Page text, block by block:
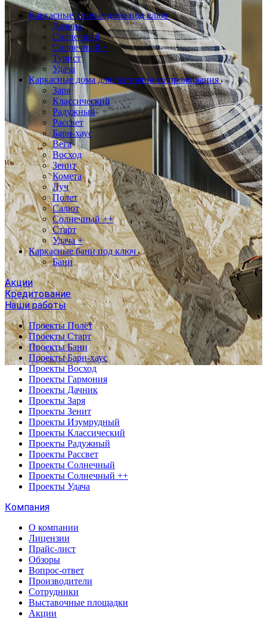
Каркасные дачные дома под ключ
Дачник
Солнечный
Солнечный +
Турист
Удача
Каркасные дома для постоянного проживания
Заря
Классический
Радужный
Рассвет
Барн-хаус
Вега
Восход
Зенит
Комета
Луч
Полет
Салют
Солнечный ++
Старт
Удача +
Каркасные бани под ключ
Бани
Акции
Кредитование
Наши работы
Проекты Полёт
Проекты Старт
Проекты Бани
Проекты Барн-хаус
Проекты Восход
Проекты Гармония
Проекты Дачник
Проекты Заря
Проекты Зенит
Проекты Изумрудный
Проекты Классический
Проекты Радужный
Проекты Рассвет
Проекты Солнечный
Проекты Солнечный ++
Проекты Удача
Компания
О компании
Лицензии
Прайс-лист
Обзоры
Вопрос-ответ
Производители
Сотрудники
Выставочные площадки
Акции